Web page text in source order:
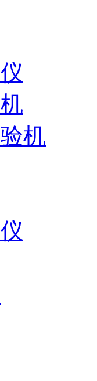
机